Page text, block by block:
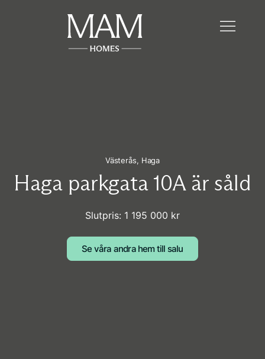
Västerås, Haga
Haga parkgata 10A är såld
Slutpris: 1 195 000 kr
Se våra andra hem till salu